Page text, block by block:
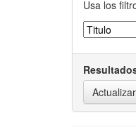
Usa los